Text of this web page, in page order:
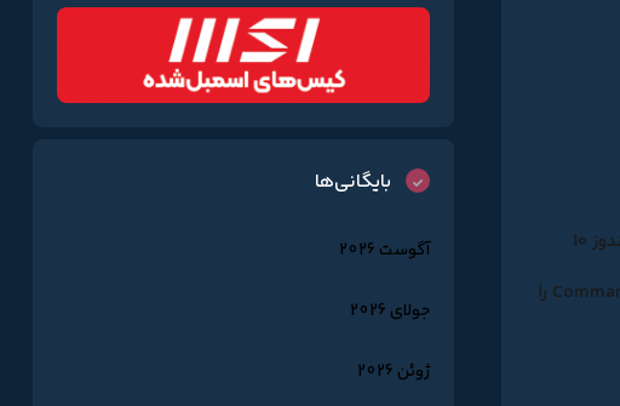
مایکروسافت ابزار ویندوز ترمینال را در کنفرانس بیلد ۲۰۱۹ معرفی کرد. ترمینال به یکی از ابزارهای محبوب توسعه‌دهندگان در ویندوز ۱۰
تبدیل و سرانجام در سال ۲۰۲۲ به سرویس خط فرمان پیش‌فرض ویندوز ۱۱ تبدیل شد. بدین ترتیب اگر اکنون بخواهید Command Prompt را
بایگانی‌ها
آگوست 2026
جولای 2026
ژوئن 2026